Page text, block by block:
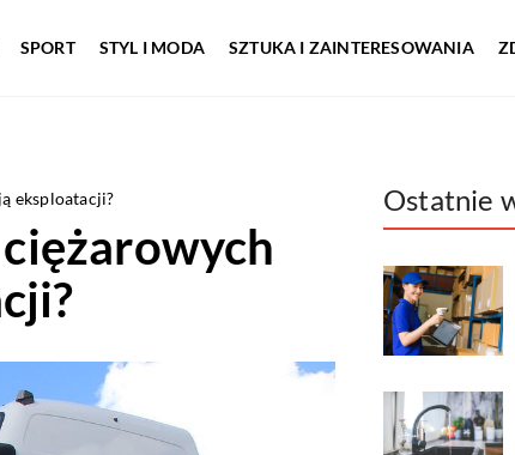
SPORT STYL I MODA SZTUKA I ZAINTERESOWANIA
eksploatacji? Ostatnie